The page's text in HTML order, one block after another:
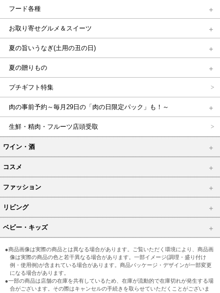
フード各種
お取り寄せグルメ＆スイーツ
夏の旨いうなぎ(土用の丑の日)
夏の贈りもの
プチギフト特集
肉の事前予約～毎月29日の「肉の日限定パック」も！～
生鮮・精肉・フルーツ店頭受取
ワイン・酒
コスメ
ファッション
リビング
ベビー・キッズ
●商品画像は実際の商品とは異なる場合があります。ご覧いただく環境により、商品画
像は実際の商品の色と若干異なる場合があります。一部イメージ(調理・盛り付け
例・使用例)が含まれている場合があります。商品パッケージ・デザインが一部変更
になる場合があります。
●一部の商品は店舗の在庫を共有しているため、在庫が流動的で在庫切れが発生する場
合がございます。その際はキャンセルの手続きを取らせていただくことがございま